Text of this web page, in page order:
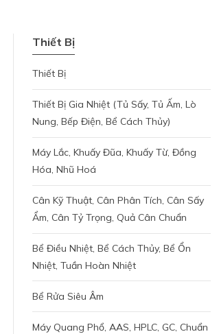
Thiết Bị
Thiết Bị
Thiết Bị Gia Nhiệt (tủ Sấy, Tủ Ấm, Lò
Nung, Bếp Điện, Bể Cách Thủy)
Máy Lắc, Khuấy Đũa, Khuấy Từ, Đồng
Hóa, Nhũ Hoá
Cân Kỹ Thuật, Cân Phân Tích, Cân Sấy
Ẩm, Cân Tỷ Trọng, Quả Cân Chuẩn
Bể Điều Nhiệt, Bể Cách Thủy, Bể Ổn
Nhiệt, Tuần Hoàn Nhiệt
Bể Rửa Siêu Âm
Máy Quang Phổ, AAS, HPLC, GC, Chuẩn